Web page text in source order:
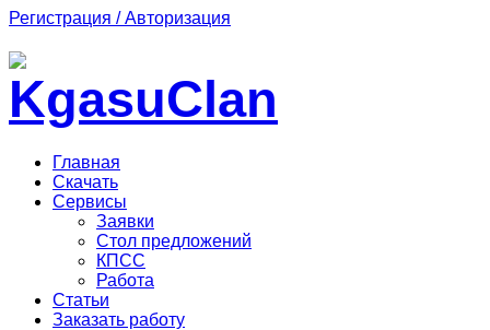
Регистрация / Авторизация
Главная
Скачать
Сервисы
Заявки
Стол предложений
КПСС
Работа
Статьи
Заказать работу